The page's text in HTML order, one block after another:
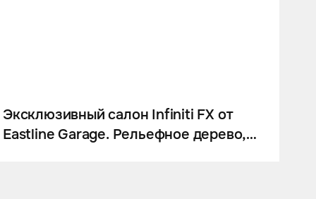
Эксклюзивный салон Infiniti FX от
Eastline Garage. Рельефное дерево,